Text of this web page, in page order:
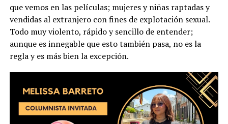
que vemos en las películas; mujeres y niñas raptadas y
vendidas al extranjero con fines de explotación sexual.
Todo muy violento, rápido y sencillo de entender;
aunque es innegable que esto también pasa, no es la
regla y es más bien la excepción.